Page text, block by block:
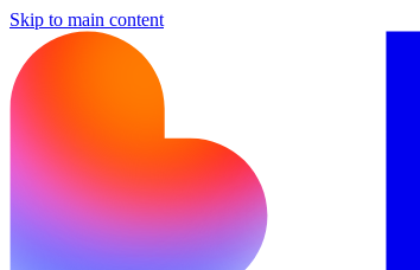
Skip to main content